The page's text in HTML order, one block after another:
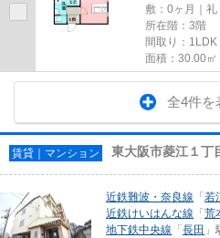
敷：0ヶ月｜礼
所在階：3階
間取り：1LDK
面積：30.00㎡
全4件を
賃貸｜マンション 東大阪市菱江１丁
近鉄難波・奈良線 「若
近鉄けいはんな線 「荒
地下鉄中央線 「長田